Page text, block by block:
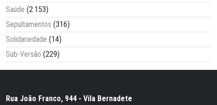
Saúde (2.153)
Sepultamentos (316)
Solidariedade (14)
Sub-Versão (229)
Rua João Franco, 944 - Vila Bernadete